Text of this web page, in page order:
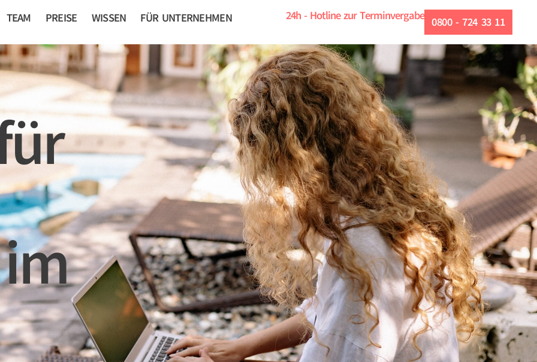
TEAM PREISE WISSEN FÜR UNTERNEHMEN 24h - Hotline zur Terminvergabe 0800 - 724 33 11